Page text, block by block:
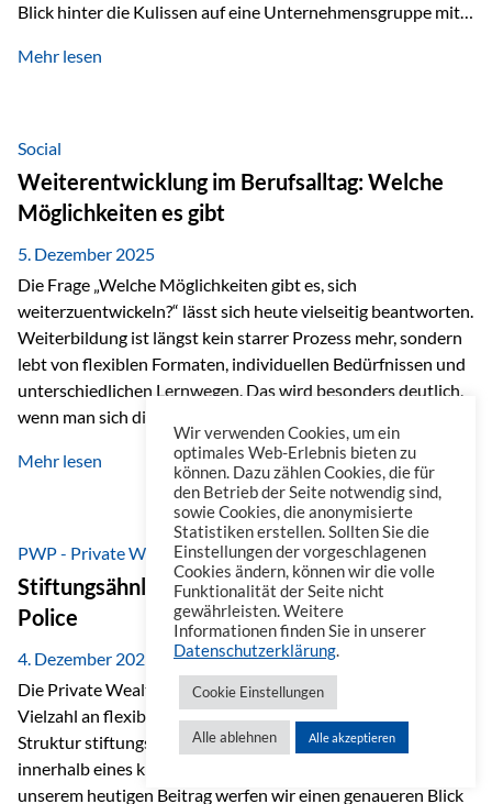
Blick hinter die Kulissen auf eine Unternehmensgruppe mit
einem stabilen Fundament. Ein starkes Netzwerk in ganz
50 Versicherungsgesellschaften in insgesamt 30 Ländern
verbindet sie regionale Stärke mit internationaler
Kompetenz.
Mehr lesen
Social
Weiterentwicklung im Berufsalltag: Welche
Möglichkeiten es gibt
5. Dezember 2025
Die Frage „Welche Möglichkeiten gibt es, sich
weiterzuentwickeln?“ lässt sich heute vielseitig beantworten.
Weiterbildung ist längst kein starrer Prozess mehr, sondern
lebt von flexiblen Formaten, individuellen Bedürfnissen und
unterschiedlichen Lernwegen. Das wird besonders deutlich,
wenn man sich die Angebote ansieht, die im beruflichen
Umfeld zur Verfügung stehen. Online-Kurse als erster Schritt
Wenn es um Weiterbildung geht, denkt man häufig zuerst an
Online-Kurse. Eine Plattform, die dabei heraussticht, ist
Masterplan. Sie ist ähnlich aufgebaut wie eine Streaming-
Plattform und dadurch besonders einfach zu nutzen. Auf
Masterplan…
Mehr lesen
PWP - Private Wealth Police
Stiftungsähnliche Vorteile der Private Wealth
Police
4. Dezember 2025
Die Private Wealth Police (PWP) der Vienna-Life bietet eine
Vielzahl an flexiblen Gestaltungsmöglichkeiten, die in ihrer
Struktur stiftungsähnliche Vorteile schaffen und das
innerhalb eines klassischen Versicherungsrahmens. In
unserem heutigen Beitrag werfen wir einen genaueren Blick
Wir verwenden Cookies, um ein
optimales Web-Erlebnis bieten zu
können. Dazu zählen Cookies, die für
den Betrieb der Seite notwendig sind,
sowie Cookies, die anonymisierte
Statistiken erstellen. Sollten Sie die
Einstellungen der vorgeschlagenen
Cookies ändern, können wir die volle
Funktionalität der Seite nicht
gewährleisten. Weitere
Informationen finden Sie in unserer
Datenschutzerklärung.
Cookie Einstellungen
Alle ablehnen Alle akzeptieren